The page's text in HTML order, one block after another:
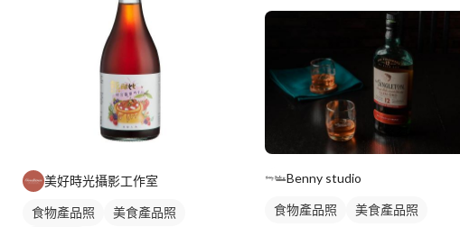
美好時光攝影工作室
食物產品照
美食產品照
Benny studio
食物產品照 美食產品照